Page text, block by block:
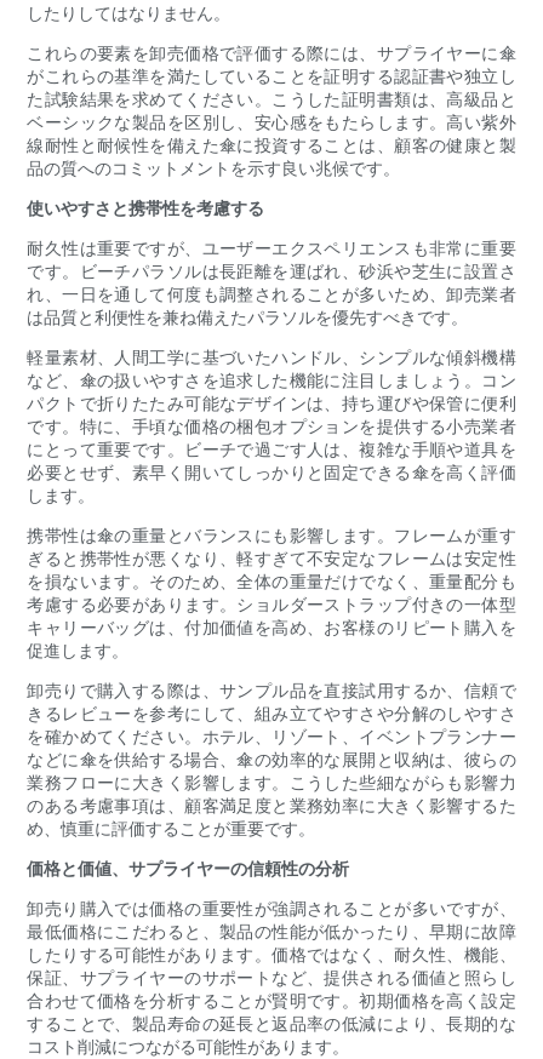
したりしてはなりません。
これらの要素を卸売価格で評価する際には、サプライヤーに傘
がこれらの基準を満たしていることを証明する認証書や独立し
た試験結果を求めてください。こうした証明書類は、高級品と
ベーシックな製品を区別し、安心感をもたらします。高い紫外
線耐性と耐候性を備えた傘に投資することは、顧客の健康と製
品の質へのコミットメントを示す良い兆候です。
使いやすさと携帯性を考慮する
耐久性は重要ですが、ユーザーエクスペリエンスも非常に重要
です。ビーチパラソルは長距離を運ばれ、砂浜や芝生に設置さ
れ、一日を通して何度も調整されることが多いため、卸売業者
は品質と利便性を兼ね備えたパラソルを優先すべきです。
軽量素材、人間工学に基づいたハンドル、シンプルな傾斜機構
など、傘の扱いやすさを追求した機能に注目しましょう。コン
パクトで折りたたみ可能なデザインは、持ち運びや保管に便利
です。特に、手頃な価格の梱包オプションを提供する小売業者
にとって重要です。ビーチで過ごす人は、複雑な手順や道具を
必要とせず、素早く開いてしっかりと固定できる傘を高く評価
します。
携帯性は傘の重量とバランスにも影響します。フレームが重す
ぎると携帯性が悪くなり、軽すぎて不安定なフレームは安定性
を損ないます。そのため、全体の重量だけでなく、重量配分も
考慮する必要があります。ショルダーストラップ付きの一体型
キャリーバッグは、付加価値を高め、お客様のリピート購入を
促進します。
卸売りで購入する際は、サンプル品を直接試用するか、信頼で
きるレビューを参考にして、組み立てやすさや分解のしやすさ
を確かめてください。ホテル、リゾート、イベントプランナー
などに傘を供給する場合、傘の効率的な展開と収納は、彼らの
業務フローに大きく影響します。こうした些細ながらも影響力
のある考慮事項は、顧客満足度と業務効率に大きく影響するた
め、慎重に評価することが重要です。
価格と価値、サプライヤーの信頼性の分析
卸売り購入では価格の重要性が強調されることが多いですが、
最低価格にこだわると、製品の性能が低かったり、早期に故障
したりする可能性があります。価格ではなく、耐久性、機能、
保証、サプライヤーのサポートなど、提供される価値と照らし
合わせて価格を分析することが賢明です。初期価格を高く設定
することで、製品寿命の延長と返品率の低減により、長期的な
コスト削減につながる可能性があります。